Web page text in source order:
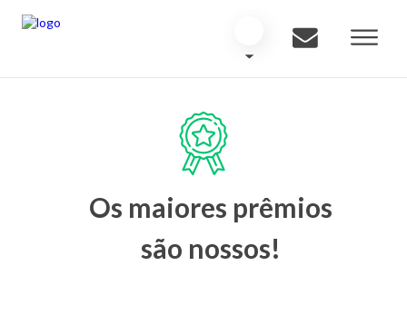
Os maiores prêmios
são nossos!